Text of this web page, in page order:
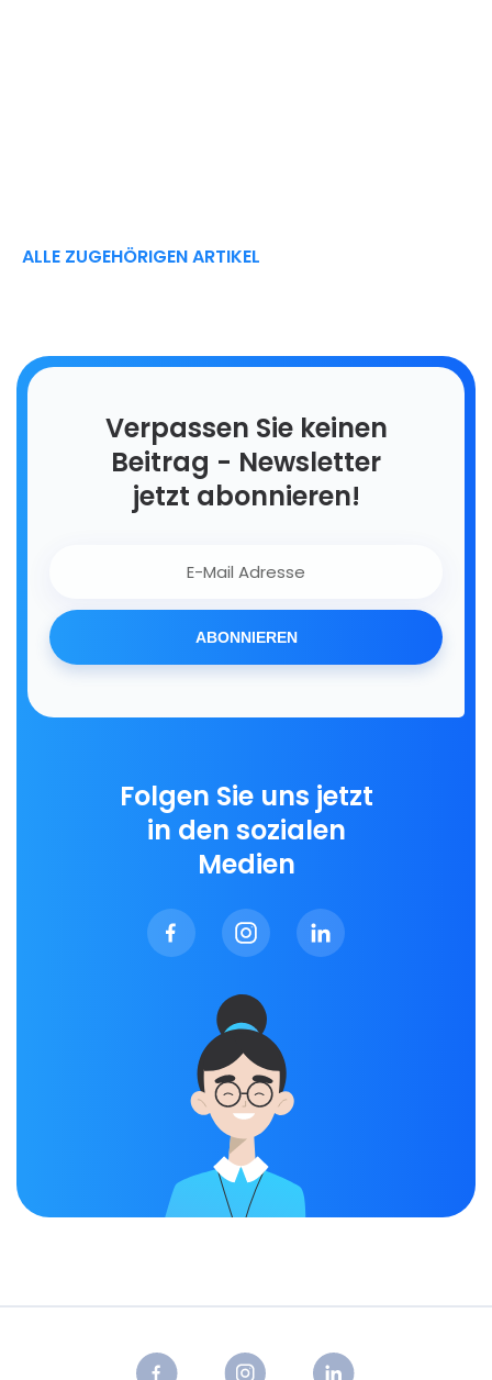
ALLE ZUGEHÖRIGEN ARTIKEL
Verpassen Sie keinen
Beitrag - Newsletter
jetzt abonnieren!
ABONNIEREN
Folgen Sie uns jetzt
in den sozialen
Medien